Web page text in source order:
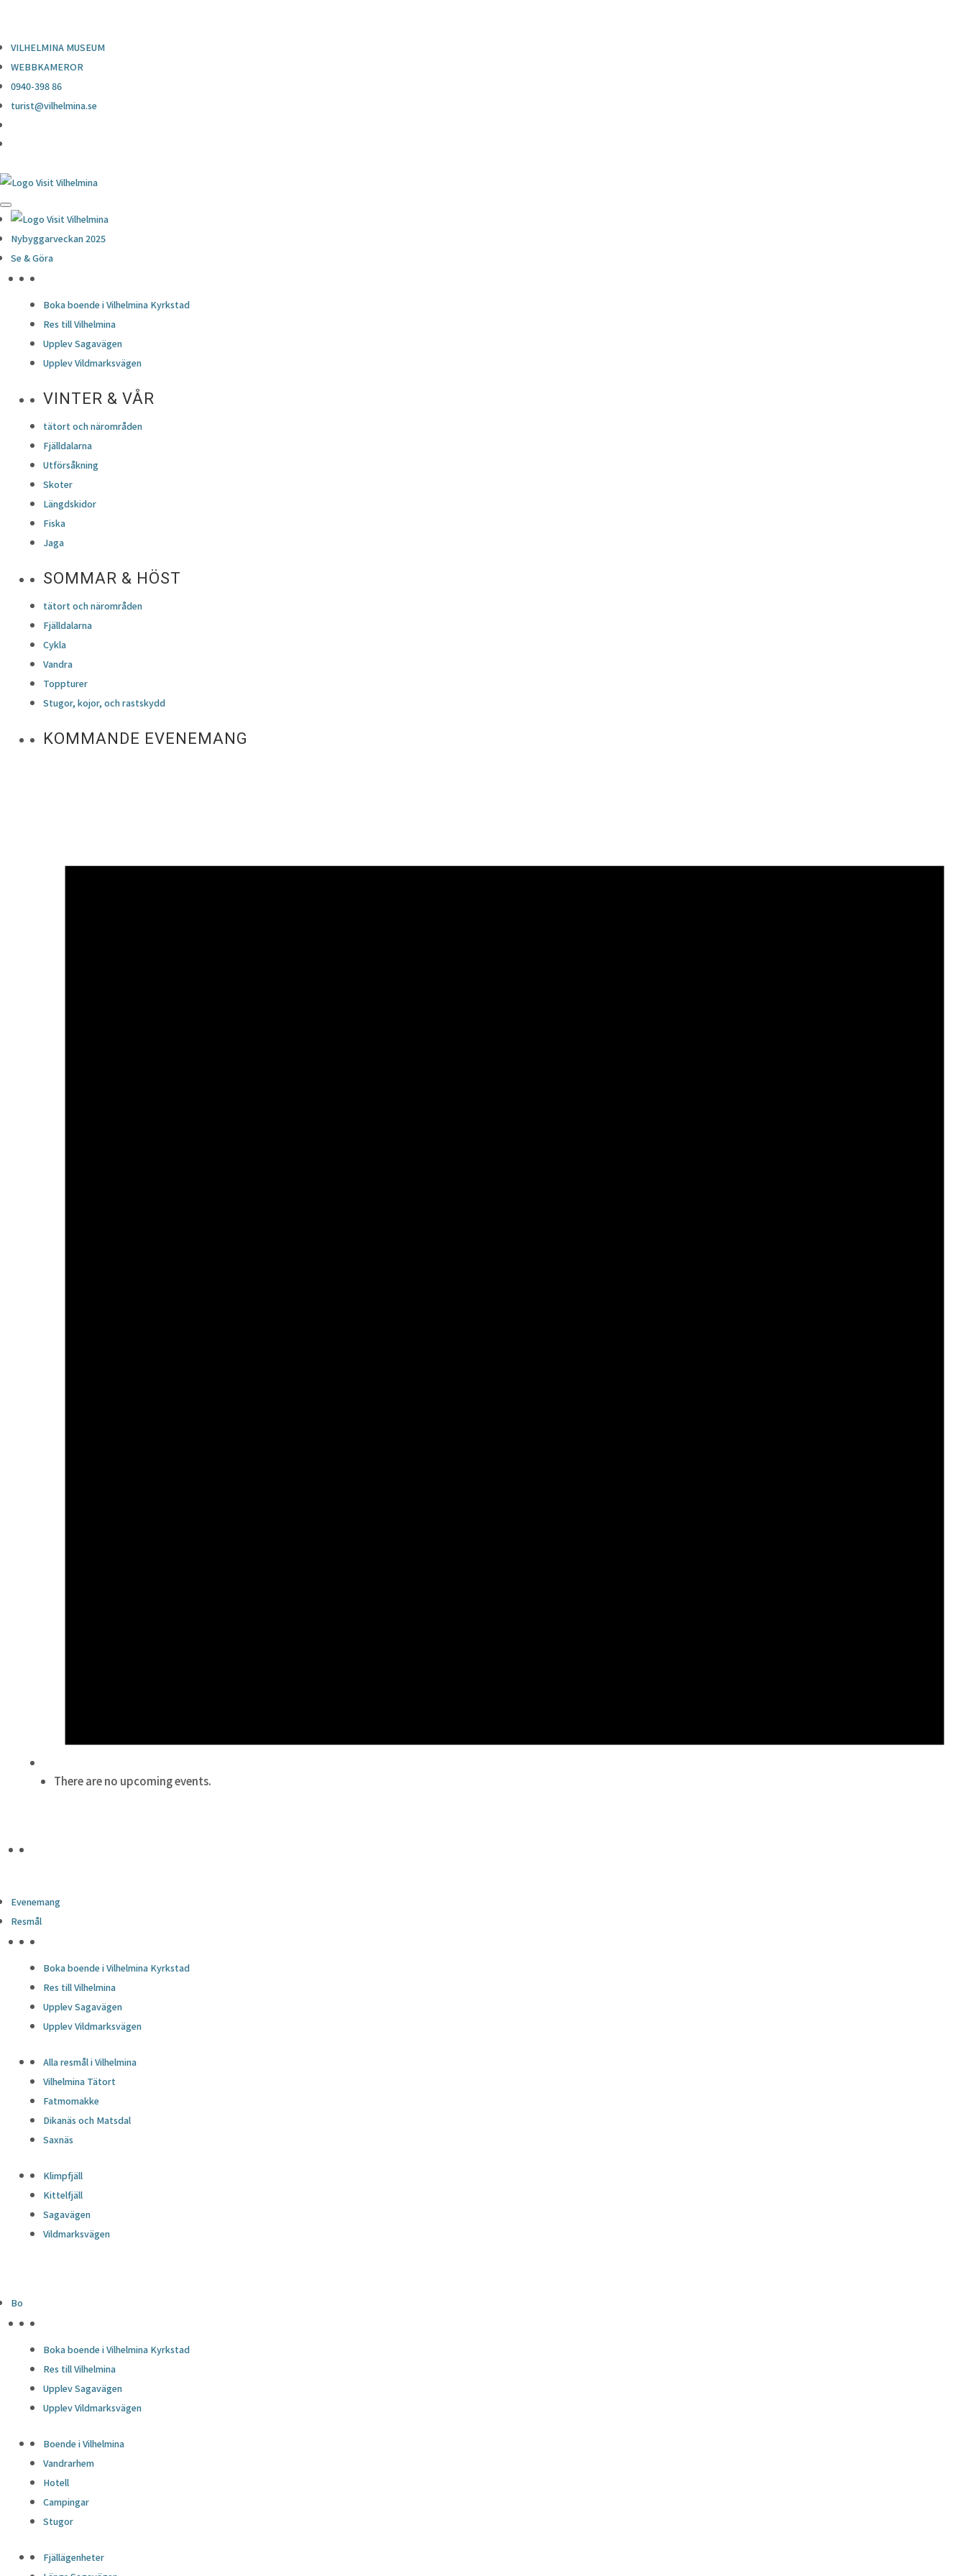
VILHELMINA MUSEUM
WEBBKAMEROR
0940-398 86
turist@vilhelmina.se
Nybyggarveckan 2025
Se & Göra
Boka boende i Vilhelmina Kyrkstad
Res till Vilhelmina
Upplev Sagavägen
Upplev Vildmarksvägen
VINTER & VÅR
tätort och närområden
Fjälldalarna
Utförsåkning
Skoter
Längdskidor
Fiska
Jaga
SOMMAR & HÖST
tätort och närområden
Fjälldalarna
Cykla
Vandra
Toppturer
Stugor, kojor, och rastskydd
KOMMANDE EVENEMANG
There are no upcoming events.
Evenemang
Resmål
Boka boende i Vilhelmina Kyrkstad
Res till Vilhelmina
Upplev Sagavägen
Upplev Vildmarksvägen
Alla resmål i Vilhelmina
Vilhelmina Tätort
Fatmomakke
Dikanäs och Matsdal
Saxnäs
Klimpfjäll
Kittelfjäll
Sagavägen
Vildmarksvägen
Bo
Boka boende i Vilhelmina Kyrkstad
Res till Vilhelmina
Upplev Sagavägen
Upplev Vildmarksvägen
Boende i Vilhelmina
Vandrarhem
Hotell
Campingar
Stugor
Fjällägenheter